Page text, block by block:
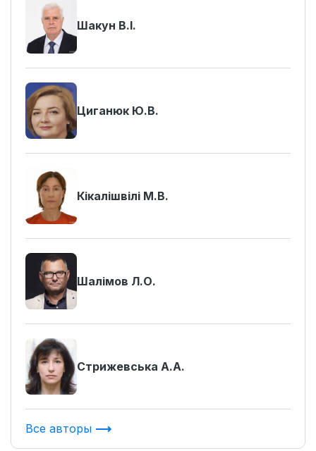
Шакун В.І.
Циганюк Ю.В.
Кікалішвілі М.В.
Шалімов Л.О.
Стрижевська А.А.
Все авторы